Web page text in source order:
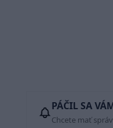
PÁČIL SA
Chcete mať